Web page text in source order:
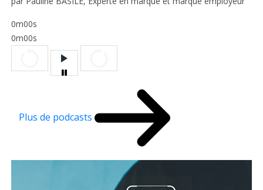
0m00s
0m00s
Plus de podcasts